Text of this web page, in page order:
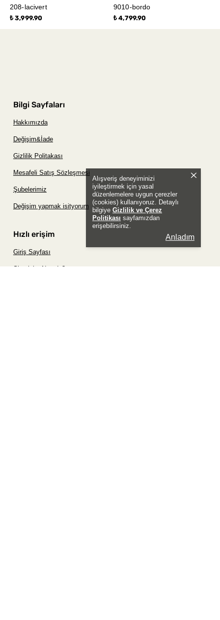
Alışveriş deneyiminizi
iyileştirmek için yasal
düzenlemelere uygun çerezler
(cookies) kullanıyoruz. Detaylı
bilgiye Gizlilik ve Çerez
Politikası sayfamızdan
erişebilirsiniz.
Anladım
208-lacivert
₺ 3,999.90
9010-bordo
₺ 4,799.90
Bilgi Sayfaları
Hakkımızda
Değişim&İade
Gizlilik Politakası
Mesafeli Satış Sözleşmesi
Şubelerimiz
Değişim yapmak isityorum
Hızlı erişim
Giriş Sayfası
Siparişim Nerede?